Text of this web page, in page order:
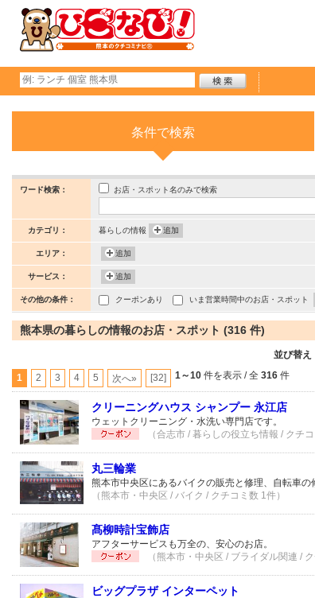
条件で検索
ワード検索： お店・スポット名のみで検索
カテゴリ： 暮らしの情報 追加
エリア： 追加
サービス： 追加
その他の条件： クーポンあり いま営業時間中のお店・スポット
熊本県の暮らしの情報のお店・スポット (316 件)
並び替え
1 2 3 4 5 次へ» [32] 1～10 件を表示 / 全 316 件
クリーニングハウス シャンプー 永江店
ウェットクリーニング・水洗い専門店です。
（合志市 / 暮らしの役立ち情報 / クチコ
丸三輪業
熊本市中央区にあるバイクの販売と修理、自転車の
（熊本市・中央区 / バイク / クチコミ数 1件）
髙柳時計宝飾店
アフターサービスも万全の、安心のお店。
（熊本市・中央区 / ブライダル関連 /
ビッグプラザ インターペット